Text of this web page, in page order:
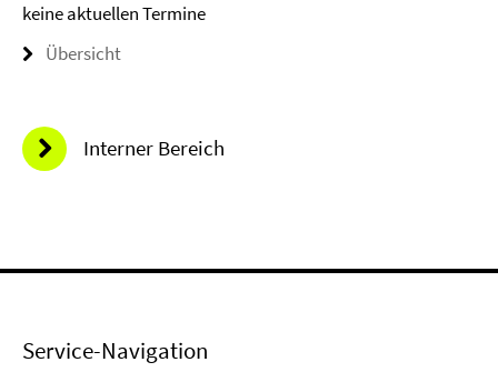
keine aktuellen Termine
Übersicht
Interner Bereich
Service-Navigation